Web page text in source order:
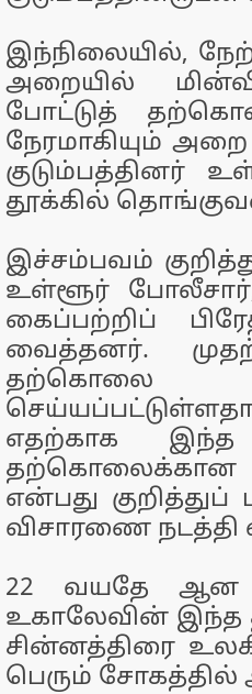
இந்நிலையில்,
அறையில்
போட்டுத்
நேரமாகியும்
குடும்பத்தினர்
தூக்கில்
இச்சம்பவம்
உள்ளூர்
கைப்பற்றிப்
வைத்தனர்.
தற்கொலை
எதற்காக இந்த
தற்கொலைக்கான
என்பது
விசாரணை நடத்தி
22 வயதே ஆன
உகாலேவின் இந்த
சின்னத்திரை
பெரும் சோகத்தில்